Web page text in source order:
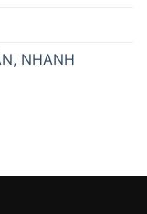
NHANH